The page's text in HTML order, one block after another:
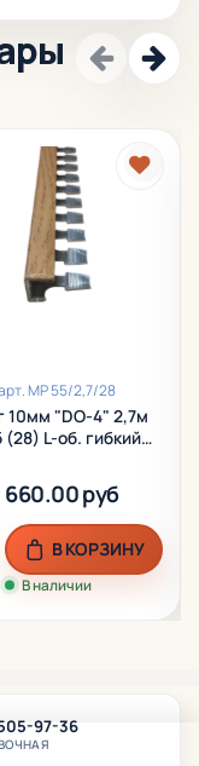
МР 55/2,7/28
10мм "DO-4" 2,7м
(28) L-об. гибкий
660.00 руб
В наличии
В КОРЗИНУ
97-36